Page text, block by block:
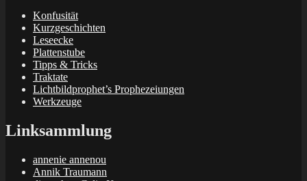
Konfusität
Kurzgeschichten
Leseecke
Plattenstube
Tipps & Tricks
Traktate
Lichtbildprophet’s Prophezeiungen
Werkzeuge
Linksammlung
annenie annenou
Annik Traumann